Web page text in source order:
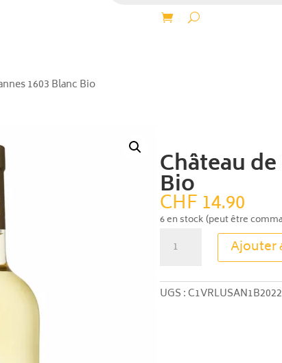
1603 Blanc Bio
Château
Bio
CHF14.90
6 en stock (peut être
de
Sannes
Ajouter
UGS :